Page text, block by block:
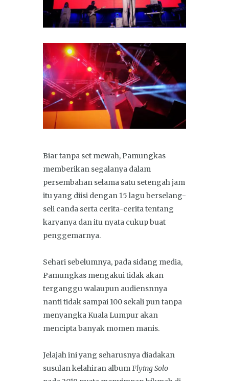
Biar tanpa set mewah, Pamungkas
memberikan segalanya dalam
persembahan selama satu setengah jam
itu yang diisi dengan 15 lagu berselang-
seli canda serta cerita-cerita tentang
karyanya dan itu nyata cukup buat
penggemarnya.
Sehari sebelumnya, pada sidang media,
Pamungkas mengakui tidak akan
terganggu walaupun audiensnnya
nanti tidak sampai 100 sekali pun tanpa
menyangka Kuala Lumpur akan
mencipta banyak momen manis.
Jelajah ini yang seharusnya diadakan
susulan kelahiran album Flying Solo